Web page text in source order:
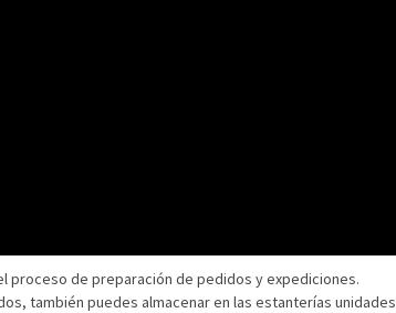
proceso de preparación de pedidos y expediciones.
también puedes almacenar en las estanterías unidades